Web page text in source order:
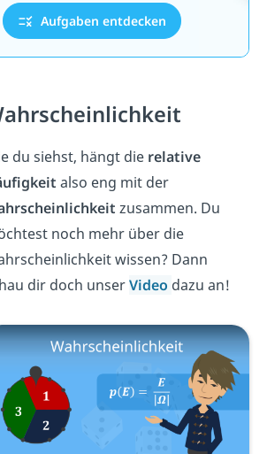
Aufgaben entdecken
du siehst, hängt die relative
also eng mit der
zusammen. Du
noch mehr über die
wissen? Dann
dir doch unserVideo dazu an!